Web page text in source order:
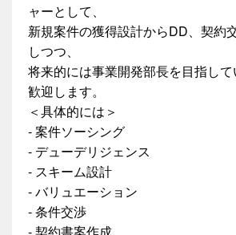
ャーとして、
新規案件の獲得設計からDD、契約
しつつ、
将来的には事業開発部長を目指し
歓迎します。
＜具体的には＞
- 案件ソーシング
- デューデリジェンス
- スキーム設計
- バリュエーション
- 条件交渉